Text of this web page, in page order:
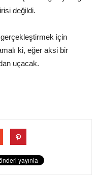
değildi.
için
ki, eğer aksi bir
uçacak.